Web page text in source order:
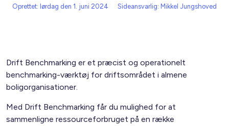
Oprettet: lørdag den 1. juni 2024 Sideansvarlig: Mikkel Jungshoved
Drift Benchmarking er et præcist og operationelt
benchmarking-værktøj for driftsområdet i almene
boligorganisationer.
Med Drift Benchmarking får du mulighed for at
sammenligne ressourceforbruget på en række